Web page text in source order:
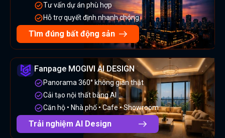
Tư vấn dự án phù hợp
Hỗ trợ quyết định nhanh chóng
Tìm đúng bất động sản
Fanpage MOGIVI AI DESIGN
Panorama 360° không gian thật
Cải tạo nội thất bằng AI
Căn hộ • Nhà phố • Cafe • Showroom
Trải nghiệm AI Design